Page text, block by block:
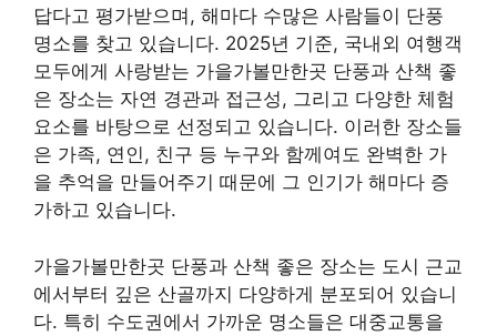
답다고 평가받으며, 해마다 수많은 사람들이 단풍
명소를 찾고 있습니다. 2025년 기준, 국내외 여행객
모두에게 사랑받는 가을가볼만한곳 단풍과 산책 좋
은 장소는 자연 경관과 접근성, 그리고 다양한 체험
요소를 바탕으로 선정되고 있습니다. 이러한 장소들
은 가족, 연인, 친구 등 누구와 함께여도 완벽한 가
을 추억을 만들어주기 때문에 그 인기가 해마다 증
가하고 있습니다.
가을가볼만한곳 단풍과 산책 좋은 장소는 도시 근교
에서부터 깊은 산골까지 다양하게 분포되어 있습니
다. 특히 수도권에서 가까운 명소들은 대중교통을